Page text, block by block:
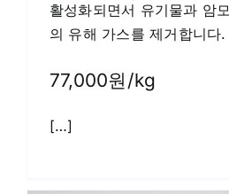
활성화되면서 유기물과 암
의 유해 가스를 제거합니다.
77,000원/kg
[…]